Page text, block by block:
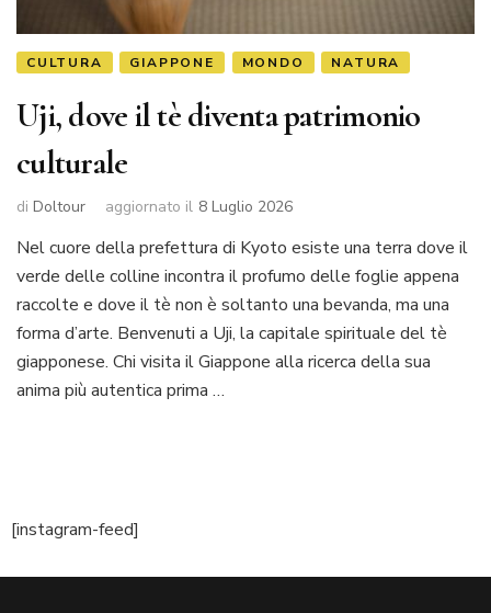
CULTURA GIAPPONE MONDO NATURA
Uji, dove il tè diventa patrimonio
culturale
di Doltour aggiornato il 8 Luglio 2026
Nel cuore della prefettura di Kyoto esiste una terra dove il
verde delle colline incontra il profumo delle foglie appena
raccolte e dove il tè non è soltanto una bevanda, ma una
forma d’arte. Benvenuti a Uji, la capitale spirituale del tè
giapponese. Chi visita il Giappone alla ricerca della sua
anima più autentica prima …
[instagram-feed]